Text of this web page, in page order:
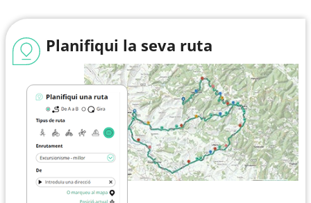
Planifiqui la seva ruta